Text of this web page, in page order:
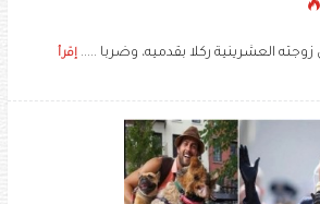
العشرينية ركلا بقدميه، وضربا ..... إقرأ